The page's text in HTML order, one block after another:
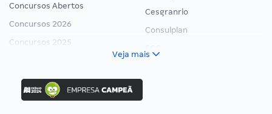
Concursos Abertos
Concursos 2026
Concursos 2025
Concurso Ibama
Concurso MPU
Cesgranrio
Consulplan
Veja mais